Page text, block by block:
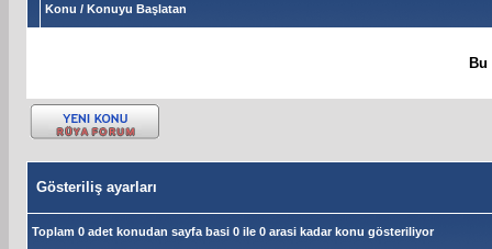
Konu / Konuyu Başlatan
Bu
Gösteriliş ayarları
Toplam 0 adet konudan sayfa basi 0 ile 0 arasi kadar konu gösteriliyor